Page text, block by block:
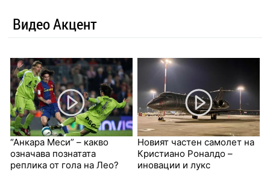
Видео Акцент
“Анкара Меси” – какво
означава познатата
реплика от гола на Лео?
Новият частен самолет на
Кристиано Роналдо –
иновации и лукс